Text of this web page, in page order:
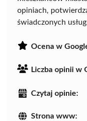
opiniach,
świadczonych
Ocena w
Liczba opinii w
Czytaj opinie:
Strona www: